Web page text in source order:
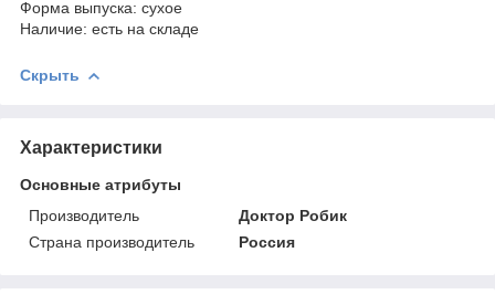
Форма выпуска: сухое
Наличие: есть на складе
Скрыть
Характеристики
Основные атрибуты
Производитель
Доктор Робик
Страна производитель
Россия